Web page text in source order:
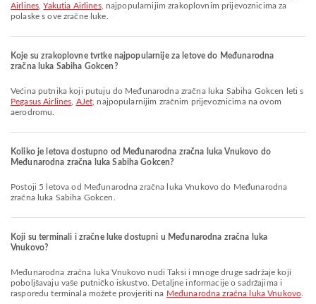
Airlines ,Yakutia Airlines, najpopularnijim zrakoplovnim prijevoznicima za
polaske s ove zračne luke.
Koje su zrakoplovne tvrtke najpopularnije za letove do Međunarodna
zračna luka Sabiha Gokcen?
Većina putnika koji putuju do Međunarodna zračna luka Sabiha Gokcen leti s
Pegasus Airlines AJet , najpopularnijim zračnim prijevoznicima na ovom
aerodromu.
Koliko je letova dostupno od Međunarodna zračna luka Vnukovo do
Međunarodna zračna luka Sabiha Gokcen?
Postoji 5 letova od Međunarodna zračna luka Vnukovo do Međunarodna
zračna luka Sabiha Gokcen.
Koji su terminali i zračne luke dostupni u Međunarodna zračna luka
Vnukovo?
Međunarodna zračna luka Vnukovo nudi Taksi i mnoge druge sadržaje koji
poboljšavaju vaše putničko iskustvo. Detaljne informacije o sadržajima i
rasporedu terminala možete provjeriti na Međunarodna zračna luka Vnukovo